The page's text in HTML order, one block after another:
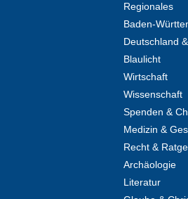
Regionales
Baden-
Deutschland
Blaulicht
Wirtschaft
Wissenschaft
Spenden &
Medizin &
Recht &
Archäologie
Literatur